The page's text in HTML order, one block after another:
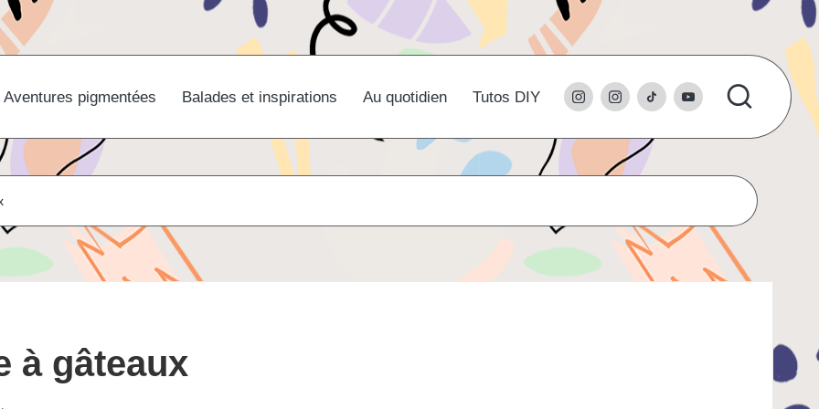
Aventures pigmentées Balades et inspirations Au quotidien Tutos DIY instagraml’instagram
studio
tiktok youtube
à gâteaux